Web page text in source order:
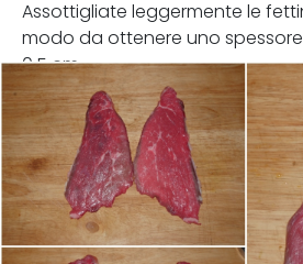
Assottigliate leggermente le
modo da ottenere uno
0,5 cm.